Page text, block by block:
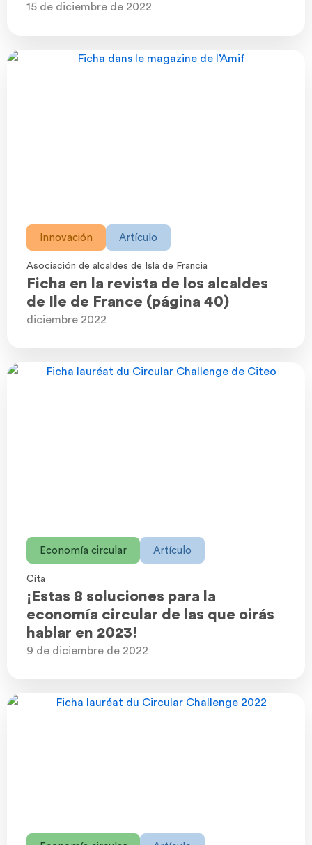
15 de diciembre de 2022
Innovación Artículo
Asociación de alcaldes de Isla de Francia
Ficha en la revista de los alcaldes
de Ile de France (página 40)
diciembre 2022
Economía circular Artículo
Cita
¡Estas 8 soluciones para la
economía circular de las que oirás
hablar en 2023!
9 de diciembre de 2022